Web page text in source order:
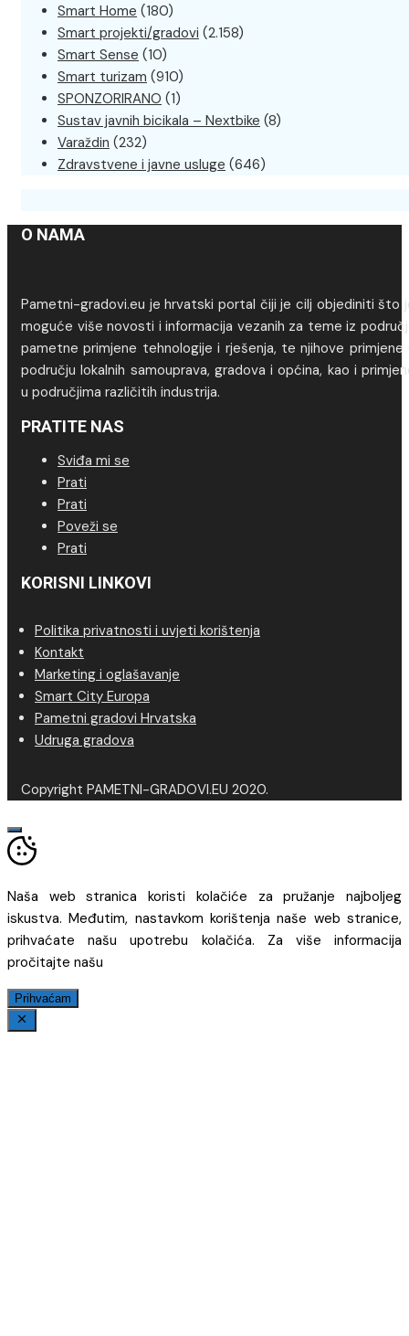
Smart Home (180)
Smart projekti/gradovi (2.158)
Smart Sense (10)
Smart turizam (910)
SPONZORIRANO (1)
Sustav javnih bicikala – Nextbike (8)
Varaždin (232)
Zdravstvene i javne usluge (646)
O NAMA
Pametni-gradovi.eu je hrvatski portal čiji je cilj objediniti što
moguće više novosti i informacija vezanih za teme iz
pametne primjene tehnologije i rješenja, te njihove primjene
području lokalnih samouprava, gradova i općina, kao i
u područjima različitih industrija.
PRATITE NAS
Sviđa mi se
Prati
Prati
Poveži se
Prati
KORISNI LINKOVI
Politika privatnosti i uvjeti korištenja
Kontakt
Marketing i oglašavanje
Smart City Europa
Pametni gradovi Hrvatska
Udruga gradova
Copyright PAMETNI-GRADOVI.EU 2020.
Naša web stranica koristi kolačiće za pružanje najboljeg
iskustva. Međutim, nastavkom korištenja naše web stranice,
prihvaćate našu upotrebu kolačića. Za više informacija
pročitajte našu
Prihvaćam